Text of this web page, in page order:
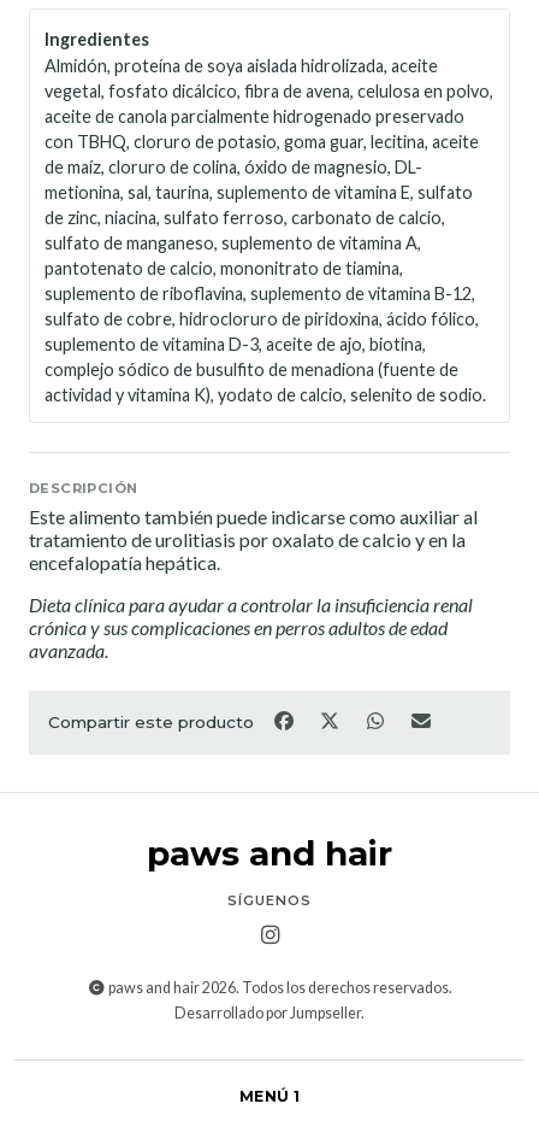
Ingredientes
Almidón, proteína de soya aislada hidrolizada, aceite
vegetal, fosfato dicálcico, fibra de avena, celulosa en polvo,
aceite de canola parcialmente hidrogenado preservado
con TBHQ, cloruro de potasio, goma guar, lecitina, aceite
de maíz, cloruro de colina, óxido de magnesio, DL-
metionina, sal, taurina, suplemento de vitamina E, sulfato
de zinc, niacina, sulfato ferroso, carbonato de calcio,
sulfato de manganeso, suplemento de vitamina A,
pantotenato de calcio, mononitrato de tiamina,
suplemento de riboflavina, suplemento de vitamina B-12,
sulfato de cobre, hidrocloruro de piridoxina, ácido fólico,
suplemento de vitamina D-3, aceite de ajo, biotina,
complejo sódico de busulfito de menadiona (fuente de
actividad y vitamina K), yodato de calcio, selenito de sodio.
DESCRIPCIÓN
Este alimento también puede indicarse como auxiliar al
tratamiento de urolitiasis por oxalato de calcio y en la
encefalopatía hepática.
Dieta clínica para ayudar a controlar la insuficiencia renal
crónica y sus complicaciones en perros adultos de edad
avanzada.
Compartir este producto
paws and hair
SÍGUENOS
paws and hair 2026. Todos los derechos reservados.
Desarrollado por Jumpseller.
MENÚ 1